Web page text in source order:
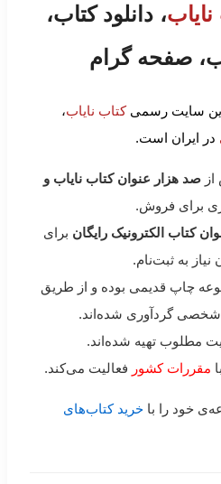
، دانلود کتاب،
صفحه گرام
سایت رسمیکتاب نایاب،
در ایران است.
صد هزار عنوان کتاب نایاب و
برای فروش.
کتاب الکترونیک رایگان برای
نیاز به ثبت‌نام.
چاپ قدیمی بوده و از طریق
شخصی گردآوری شده‌اند.
مطلوب تهیه شده‌اند.
مقررات کشور فعالیت می‌کند.
خود را با خرید کتاب‌های